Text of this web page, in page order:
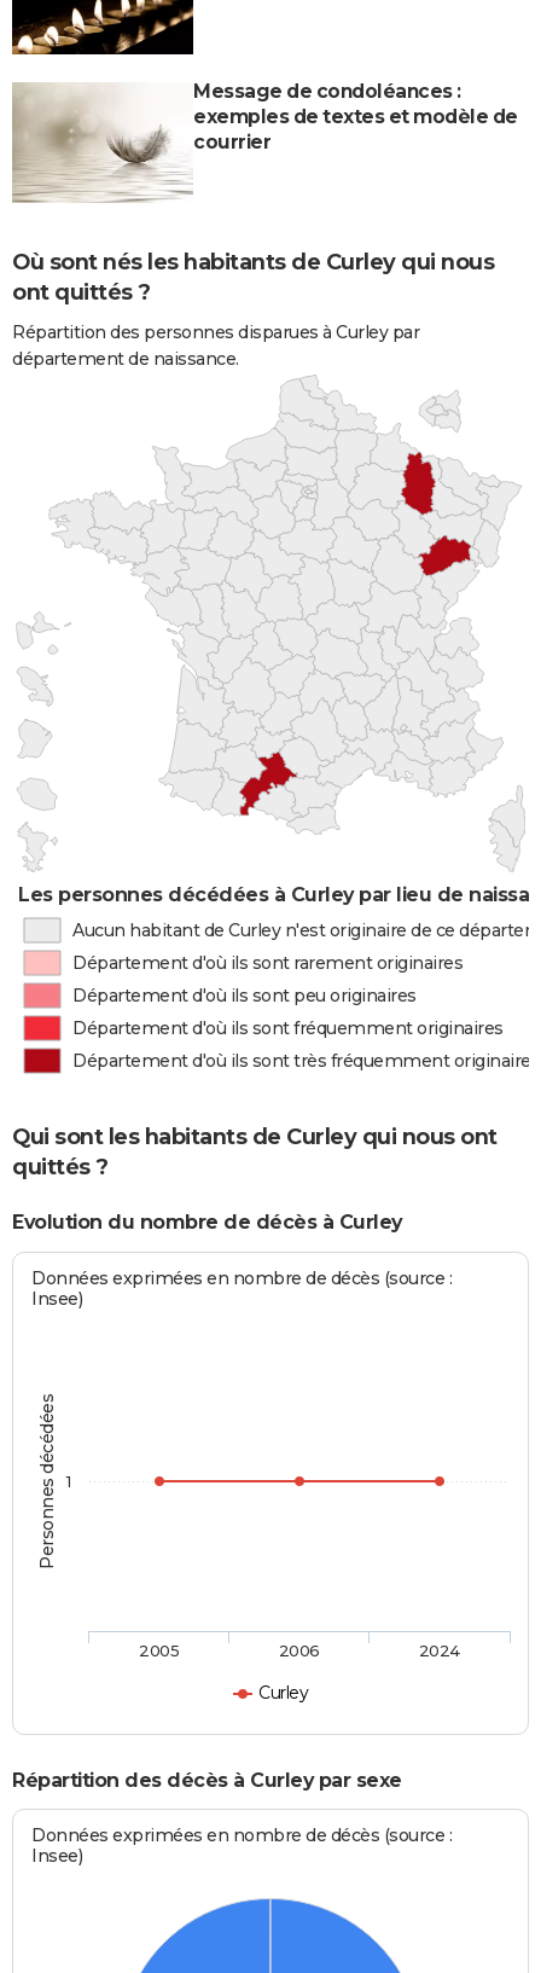
Message de condoléances :
exemples de textes et modèle de
courrier
Où sont nés les habitants de Curley qui nous
ont quittés ?
Répartition des personnes disparues à Curley par
département de naissance.
Les personnes décédées à Curley par lieu de
Aucun habitant de Curley n'est originaire de ce
Département d'où ils sont rarement originaires
Département d'où ils sont peu originaires
Département d'où ils sont fréquemment originaires
Département d'où ils sont très fréquemment originaires
Qui sont les habitants de Curley qui nous ont
quittés ?
Evolution du nombre de décès à Curley
Personnes décédées
Données exprimées en nombre de décès (source :
Insee)
Curley
2005 2006 2024
1
Répartition des décès à Curley par sexe
Données exprimées en nombre de décès (source :
Insee)